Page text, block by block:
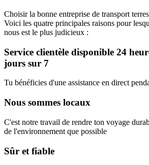
Choisir la bonne entreprise de transport
Voici les quatre principales raisons pour
nous est le plus judicieux :
Service clientèle disponible 24
jours sur 7
Tu bénéficies d'une assistance en direct
Nous sommes locaux
C'est notre travail de rendre ton voyage
de l'environnement que possible
Sûr et fiable